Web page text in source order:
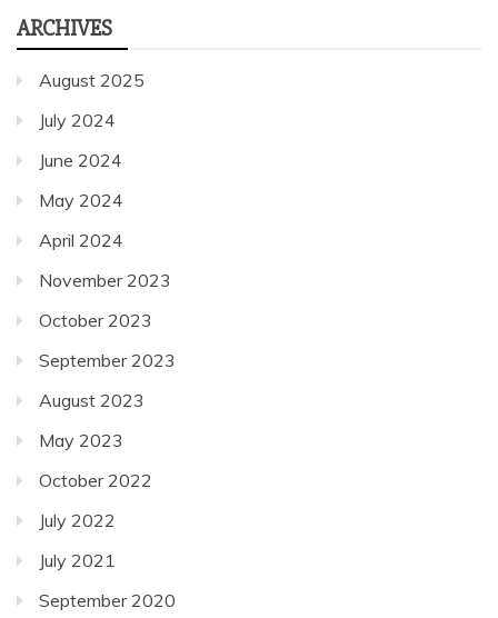
ARCHIVES
August 2025
July 2024
June 2024
May 2024
April 2024
November 2023
October 2023
September 2023
August 2023
May 2023
October 2022
July 2022
July 2021
September 2020